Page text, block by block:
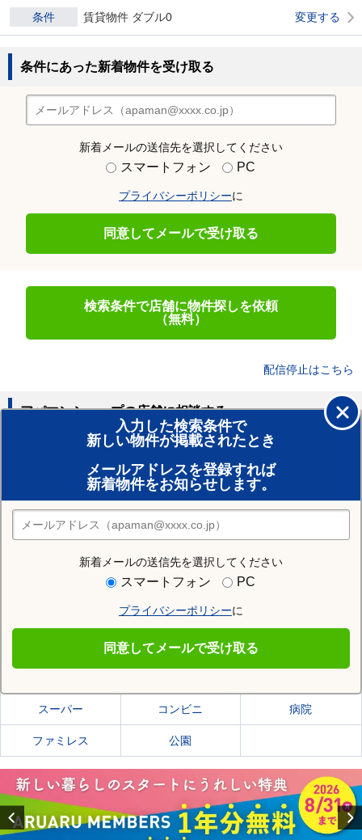
条件 賃貸物件 ダブル0 変更する
条件にあった新着物件を受け取る
新着メールの送信先を選択してください
スマートフォン PC
プライバシーポリシーに
同意してメールで受け取る
検索条件で店舗に物件探しを依頼
（無料）
配信停止はこちら
入力した検索条件で
新しい物件が掲載されたとき
メールアドレスを登録すれば
新着物件をお知らせします。
新着メールの送信先を選択してください
スマートフォン PC
プライバシーポリシーに
同意してメールで受け取る
アパマンショップの店舗に相談する
賃貸のプロがお部屋探し！
おまかせ物件リクエスト
住みたい街の店舗を探す
店舗検索
住む街研究所で鶴ヶ島市の情報を見る
鶴ヶ島市の施設一覧
スーパー コンビニ 病院
ファミレス 公園
Previous